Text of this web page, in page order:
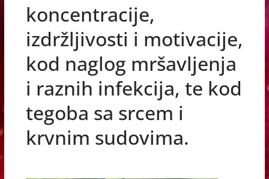
k
koncentracije,
izdržljivosti i motivacije,
kod naglog mršavljenja
i raznih infekcija, te kod
tegoba sa srcem i
krvnim sudovima.